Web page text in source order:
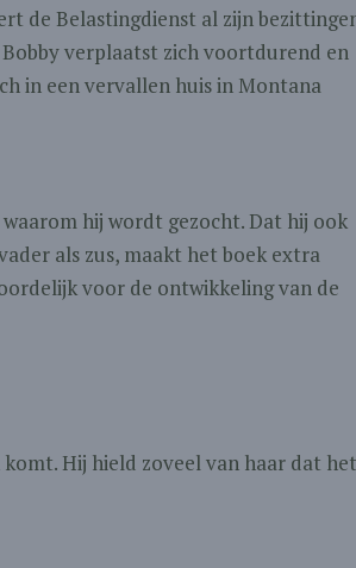
de Belastingdienst al zijn
verplaatst zich voortdurend en
in een vervallen huis in Montana
hij wordt gezocht. Dat hij ook
als zus, maakt het boek extra
voor de ontwikkeling van de
Hij hield zoveel van haar dat het